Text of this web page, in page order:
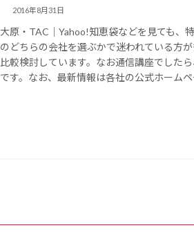
2016年8月31日
大原・TAC｜Yahoo!知恵袋などを見ても、
のどちらの会社を選ぶかで迷われている方
比較検討しています。なお通信講座でした
です。なお、最新情報は各社の公式ホーム